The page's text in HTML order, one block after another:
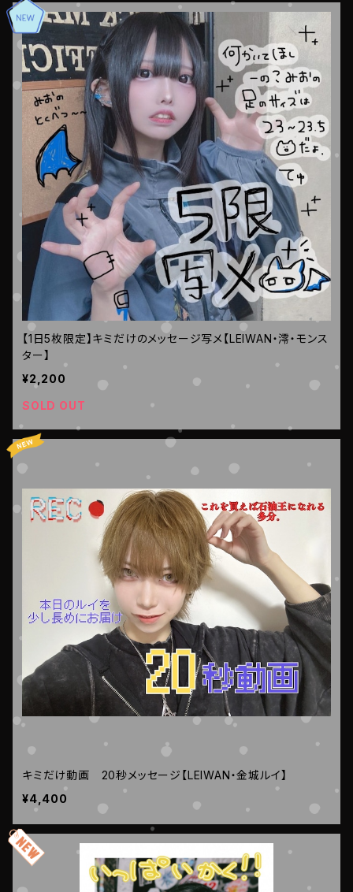
【1日5枚限定】キミだけのメッセージ写メ【LEIWAN・澪・モンス
ター】
¥2,200
SOLD OUT
キミだけ動画 20秒メッセージ【LEIWAN・金城ルイ】
¥4,400